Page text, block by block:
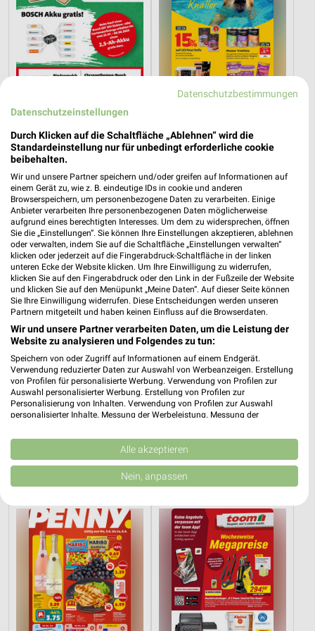
Angebote ab 25.07.
Gültig bis Sa. 08.08.
Sommer Knaller
Gültig bis Sa. 08.08.
Lidl
Gültig ab Mo. 10.08.
Lidl
Angebote ab 03.08.
Gültig bis Sa. 08.08.
Datenschutzbestimmungen
Datenschutzeinstellungen
Durch Klicken auf die Schaltfläche „Ablehnen“ wird die
Standardeinstellung nur für unbedingt erforderliche cookie
beibehalten.
Wir und unsere Partner speichern und/oder greifen auf Informationen auf
einem Gerät zu, wie z. B. eindeutige IDs in cookie und anderen
Browserspeichern, um personenbezogene Daten zu verarbeiten. Einige
Anbieter verarbeiten Ihre personenbezogenen Daten möglicherweise
aufgrund eines berechtigten Interesses. Um dem zu widersprechen, öffnen
Sie die „Einstellungen“. Sie können Ihre Einstellungen akzeptieren, ablehnen
oder verwalten, indem Sie auf die Schaltfläche „Einstellungen verwalten“
klicken oder jederzeit auf die Fingerabdruck-Schaltfläche in der linken
unteren Ecke der Website klicken. Um Ihre Einwilligung zu widerrufen,
klicken Sie auf den Fingerabdruck oder den Link in der Fußzeile der Website
und klicken Sie auf den Menüpunkt „Meine Daten“. Auf dieser Seite können
Sie Ihre Einwilligung widerrufen. Diese Entscheidungen werden unseren
Partnern mitgeteilt und haben keinen Einfluss auf die Browserdaten.
Wir und unsere Partner verarbeiten Daten, um die Leistung der
Website zu analysieren und Folgendes zu tun:
Speichern von oder Zugriff auf Informationen auf einem Endgerät.
Verwendung reduzierter Daten zur Auswahl von Werbeanzeigen. Erstellung
von Profilen für personalisierte Werbung. Verwendung von Profilen zur
Auswahl personalisierter Werbung. Erstellung von Profilen zur
Personalisierung von Inhalten. Verwendung von Profilen zur Auswahl
personalisierter Inhalte. Messung der Werbeleistung. Messung der
Kombinationen von Daten aus verschiedenen Quellen. Entwicklung und
Verbesserung der Angebote. Verwendung reduzierter Daten zur Auswahl
von Inhalten.
Daten können außerhalb der Europäischen Union weitergegeben und in die
Website/App.
Partnerliste anzeigen (1 IAB-Anbieter)
Wir nutzen Ihre Daten für folgende Zwecke:
IAB-Verarbeitungszwecke:
Speichern von oder Zugriff auf Informationen
auf einem Endgerät
Verwendung reduzierter Daten zur Auswahl von
Alle akzeptieren
Nein, anpassen